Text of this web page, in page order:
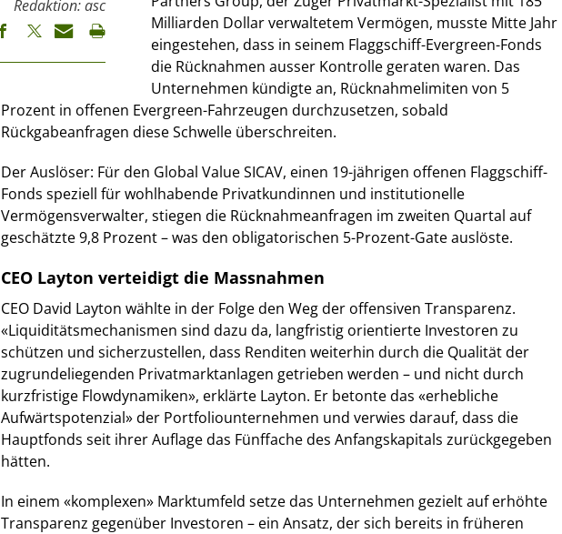
Redaktion: asc
Milliarden Dollar verwaltetem Vermögen, musste Mitte Jahr
eingestehen, dass in seinem Flaggschiff-Evergreen-Fonds
die Rücknahmen ausser Kontrolle geraten waren. Das
Unternehmen kündigte an, Rücknahmelimiten von 5
Prozent in offenen Evergreen-Fahrzeugen durchzusetzen, sobald
Rückgabeanfragen diese Schwelle überschreiten.
Der Auslöser: Für den Global Value SICAV, einen 19-jährigen offenen Flaggschiff-
Fonds speziell für wohlhabende Privatkundinnen und institutionelle
Vermögensverwalter, stiegen die Rücknahmeanfragen im zweiten Quartal auf
geschätzte 9,8 Prozent – was den obligatorischen 5-Prozent-Gate auslöste.
CEO Layton verteidigt die Massnahmen
CEO David Layton wählte in der Folge den Weg der offensiven Transparenz.
«Liquiditätsmechanismen sind dazu da, langfristig orientierte Investoren zu
schützen und sicherzustellen, dass Renditen weiterhin durch die Qualität der
zugrundeliegenden Privatmarktanlagen getrieben werden – und nicht durch
kurzfristige Flowdynamiken», erklärte Layton. Er betonte das «erhebliche
Aufwärtspotenzial» der Portfoliounternehmen und verwies darauf, dass die
Hauptfonds seit ihrer Auflage das Fünffache des Anfangskapitals zurückgegeben
hätten.
In einem «komplexen» Marktumfeld setze das Unternehmen gezielt auf erhöhte
Transparenz gegenüber Investoren – ein Ansatz, der sich bereits in früheren